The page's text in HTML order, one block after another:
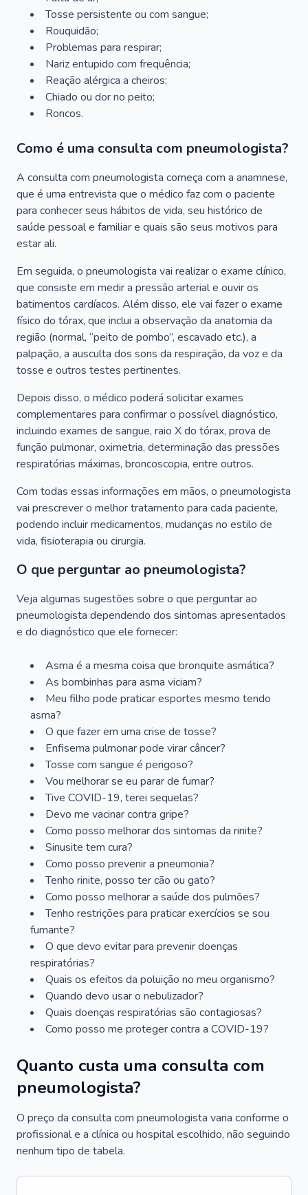
Tosse persistente ou com sangue;
Rouquidão;
Problemas para respirar;
Nariz entupido com frequência;
Reação alérgica a cheiros;
Chiado ou dor no peito;
Roncos.
Como é uma consulta com pneumologista?
A consulta com pneumologista começa com a anamnese,
que é uma entrevista que o médico faz com o paciente
para conhecer seus hábitos de vida, seu histórico de
saúde pessoal e familiar e quais são seus motivos para
estar ali.
Em seguida, o pneumologista vai realizar o exame clínico,
que consiste em medir a pressão arterial e ouvir os
batimentos cardíacos. Além disso, ele vai fazer o exame
físico do tórax, que inclui a observação da anatomia da
região (normal, “peito de pombo”, escavado etc.), a
palpação, a ausculta dos sons da respiração, da voz e da
tosse e outros testes pertinentes.
Depois disso, o médico poderá solicitar exames
complementares para confirmar o possível diagnóstico,
incluindo exames de sangue, raio X do tórax, prova de
função pulmonar, oximetria, determinação das pressões
respiratórias máximas, broncoscopia, entre outros.
Com todas essas informações em mãos, o pneumologista
vai prescrever o melhor tratamento para cada paciente,
podendo incluir medicamentos, mudanças no estilo de
vida, fisioterapia ou cirurgia.
O que perguntar ao pneumologista?
Veja algumas sugestões sobre o que perguntar ao
pneumologista dependendo dos sintomas apresentados
e do diagnóstico que ele fornecer:
Asma é a mesma coisa que bronquite asmática?
As bombinhas para asma viciam?
Meu filho pode praticar esportes mesmo tendo
asma?
O que fazer em uma crise de tosse?
Enfisema pulmonar pode virar câncer?
Tosse com sangue é perigoso?
Vou melhorar se eu parar de fumar?
Tive COVID-19, terei sequelas?
Devo me vacinar contra gripe?
Como posso melhorar dos sintomas da rinite?
Sinusite tem cura?
Como posso prevenir a pneumonia?
Tenho rinite, posso ter cão ou gato?
Como posso melhorar a saúde dos pulmões?
Tenho restrições para praticar exercícios se sou
fumante?
O que devo evitar para prevenir doenças
respiratórias?
Quais os efeitos da poluição no meu organismo?
Quando devo usar o nebulizador?
Quais doenças respiratórias são contagiosas?
Como posso me proteger contra a COVID-19?
Quanto custa uma consulta com
pneumologista?
O preço da consulta com pneumologista varia conforme o
profissional e a clínica ou hospital escolhido, não seguindo
nenhum tipo de tabela.